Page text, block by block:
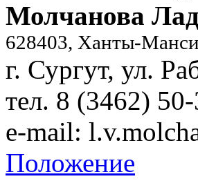
Молчанова
628403, Ханты-
г. Сургут, ул.
тел. 8 (3462)
e-mail:
Положение